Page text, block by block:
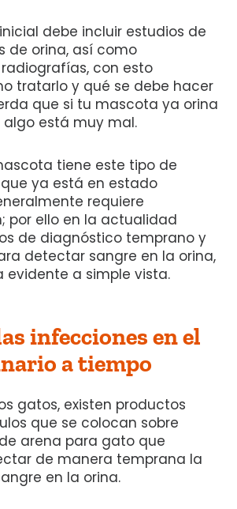
debe incluir estudios de
de orina, así como
con esto
tratarlo y qué se debe hacer
que si tu mascota ya orina
algo está muy mal.
tiene este tipo de
ya está en estado
requiere
por ello en la actualidad
de diagnóstico temprano y
detectar sangre en la orina,
evidente a simple vista.
infecciones en el
a tiempo
gatos, existen productos
que se colocan sobre
arena para gato que
de manera temprana la
en la orina.